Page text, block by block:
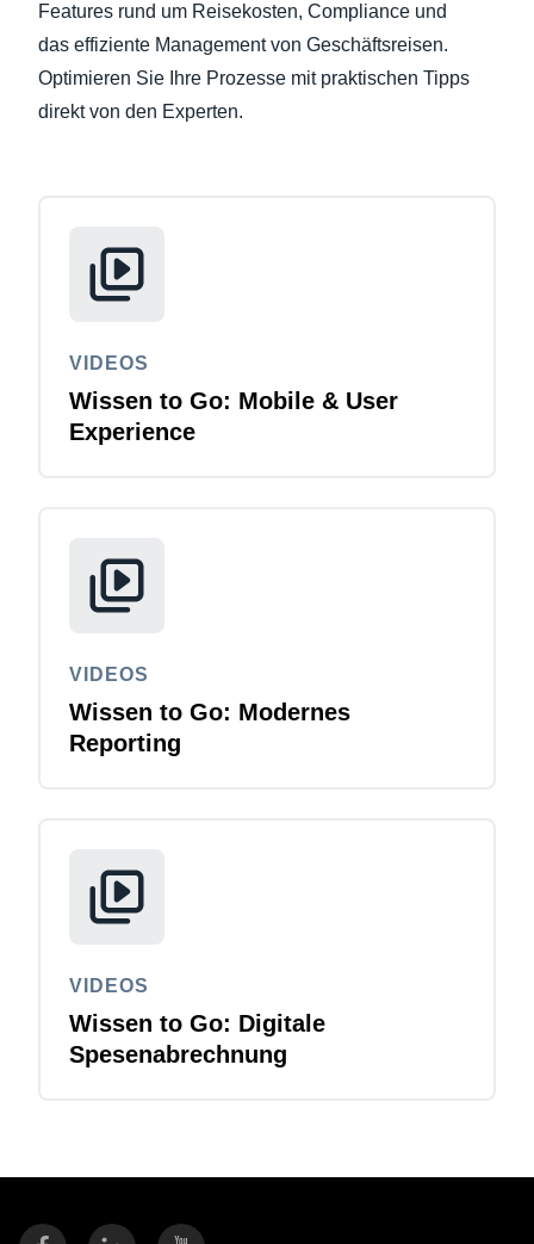
Features rund um Reisekosten, Compliance und
das effiziente Management von Geschäftsreisen.
Optimieren Sie Ihre Prozesse mit praktischen Tipps
direkt von den Experten.
VIDEOS
Wissen to Go: Mobile & User
Experience
VIDEOS
Wissen to Go: Modernes
Reporting
VIDEOS
Wissen to Go: Digitale
Spesenabrechnung